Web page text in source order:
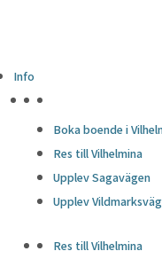
Info
Boka boende i
Res till Vilhelmina
Upplev Sagavägen
Upplev
Res till Vilhelmina